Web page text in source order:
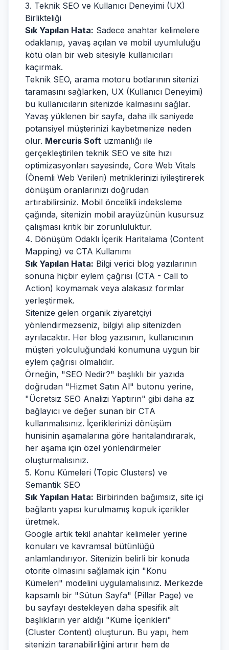
3. Teknik SEO ve Kullanıcı Deneyimi (UX)
Birlikteliği
Sık Yapılan Hata: Sadece anahtar kelimelere
odaklanıp, yavaş açılan ve mobil uyumluluğu
kötü olan bir web sitesiyle kullanıcıları
kaçırmak.
Teknik SEO, arama motoru botlarının sitenizi
taramasını sağlarken, UX (Kullanıcı Deneyimi)
bu kullanıcıların sitenizde kalmasını sağlar.
Yavaş yüklenen bir sayfa, daha ilk saniyede
potansiyel müşterinizi kaybetmenize neden
olur. Mercuris Soft uzmanlığı ile
gerçekleştirilen teknik SEO ve site hızı
optimizasyonları sayesinde, Core Web Vitals
(Önemli Web Verileri) metriklerinizi iyileştirerek
dönüşüm oranlarınızı doğrudan
artırabilirsiniz. Mobil öncelikli indeksleme
çağında, sitenizin mobil arayüzünün kusursuz
çalışması kritik bir zorunluluktur.
4. Dönüşüm Odaklı İçerik Haritalama (Content
Mapping) ve CTA Kullanımı
Sık Yapılan Hata: Bilgi verici blog yazılarının
sonuna hiçbir eylem çağrısı (CTA - Call to
Action) koymamak veya alakasız formlar
yerleştirmek.
Sitenize gelen organik ziyaretçiyi
yönlendirmezseniz, bilgiyi alıp sitenizden
ayrılacaktır. Her blog yazısının, kullanıcının
müşteri yolculuğundaki konumuna uygun bir
eylem çağrısı olmalıdır.
Örneğin, "SEO Nedir?" başlıklı bir yazıda
doğrudan "Hizmet Satın Al" butonu yerine,
"Ücretsiz SEO Analizi Yaptırın" gibi daha az
bağlayıcı ve değer sunan bir CTA
kullanmalısınız. İçeriklerinizi dönüşüm
hunisinin aşamalarına göre haritalandırarak,
her aşama için özel yönlendirmeler
oluşturmalısınız.
5. Konu Kümeleri (Topic Clusters) ve
Semantik SEO
Sık Yapılan Hata: Birbirinden bağımsız, site içi
bağlantı yapısı kurulmamış kopuk içerikler
üretmek.
Google artık tekil anahtar kelimeler yerine
konuları ve kavramsal bütünlüğü
anlamlandırıyor. Sitenizin belirli bir konuda
otorite olmasını sağlamak için "Konu
Kümeleri" modelini uygulamalısınız. Merkezde
kapsamlı bir "Sütun Sayfa" (Pillar Page) ve
bu sayfayı destekleyen daha spesifik alt
başlıkların yer aldığı "Küme İçerikleri"
(Cluster Content) oluşturun. Bu yapı, hem
sitenizin taranabilirliğini artırır hem de